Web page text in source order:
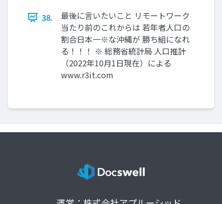
38.
最後に言いたいこと リモートワーク
当たり前のこれからは 若年者人口の
割合日本一※な沖縄が 勝ち組になれ
る！！！ ※ 総務省統計局 人口推計
（2022年10月1日現在）による
www.r3it.com